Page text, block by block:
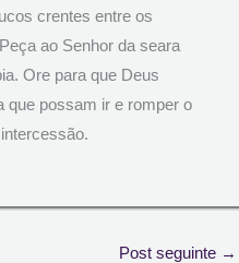
crentes entre os
ao Senhor da seara
Ore para que Deus
que possam ir e romper o
Post seguinte →